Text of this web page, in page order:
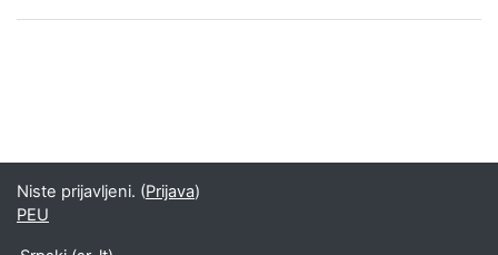
Niste prijavljeni. (Prijava)
PEU